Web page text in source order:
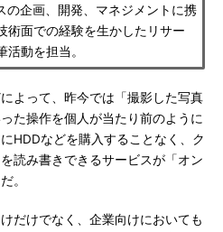
の企画、開発、マネジメントに携
術面での経験を生かしたリサー
動を担当。
よって、昨今では「撮影した写真
た操作を個人が当たり前のように
HDDなどを購入することなく、ク
読み書きできるサービスが「オン
。
だけでなく、企業向けにおいても